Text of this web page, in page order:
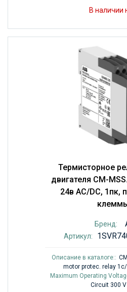
В наличии
Термисторное
двигателя CM-
24в AC/DC, 1пк,
Бренд:
Артикул:
Описание в каталоге::
motor protec. relay
Maximum Operating
Circuit 300